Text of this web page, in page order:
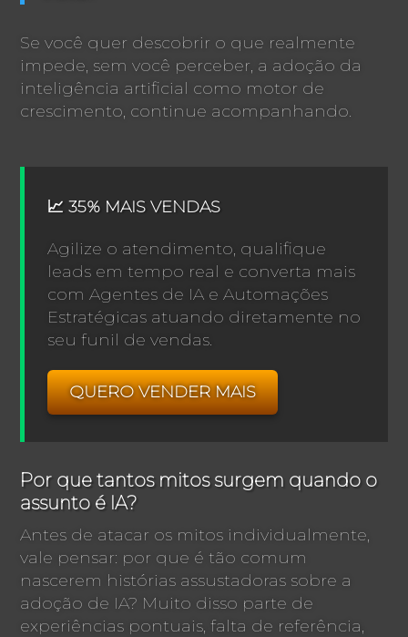
Se você quer descobrir o que realmente
impede, sem você perceber, a adoção da
inteligência artificial como motor de
crescimento, continue acompanhando.
📈 35% MAIS VENDAS
Agilize o atendimento, qualifique
leads em tempo real e converta mais
com Agentes de IA e Automações
Estratégicas atuando diretamente no
seu funil de vendas.
QUERO VENDER MAIS
Por que tantos mitos surgem quando o
assunto é IA?
Antes de atacar os mitos individualmente,
vale pensar: por que é tão comum
nascerem histórias assustadoras sobre a
adoção de IA? Muito disso parte de
experiências pontuais, falta de referência,